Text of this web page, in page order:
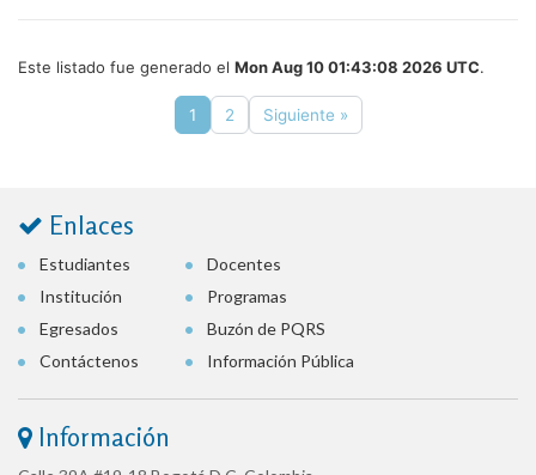
Este listado fue generado el Mon Aug 10 01:43:08 2026 UTC.
1 2 Siguiente »
Enlaces
Estudiantes
Docentes
Institución
Programas
Egresados
Buzón de PQRS
Contáctenos
Información Pública
Información